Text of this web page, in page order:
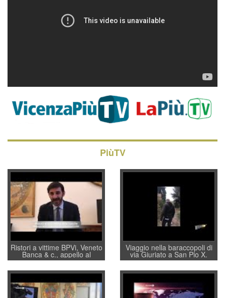
PiùTV
Ristori a vittime BPVi, Veneto
Banca & c., appello al
sottosegretario Alessio
Villarosa: per mettere ordine
convochi con Di Maio CNCU
a supporto della cabina di
regia al Mef
Viaggio nella baraccopoli di
via Giuriato a San Pio X.
Vicenza ai Vicentini: “faremo
un regalo di Natale ai
residenti”